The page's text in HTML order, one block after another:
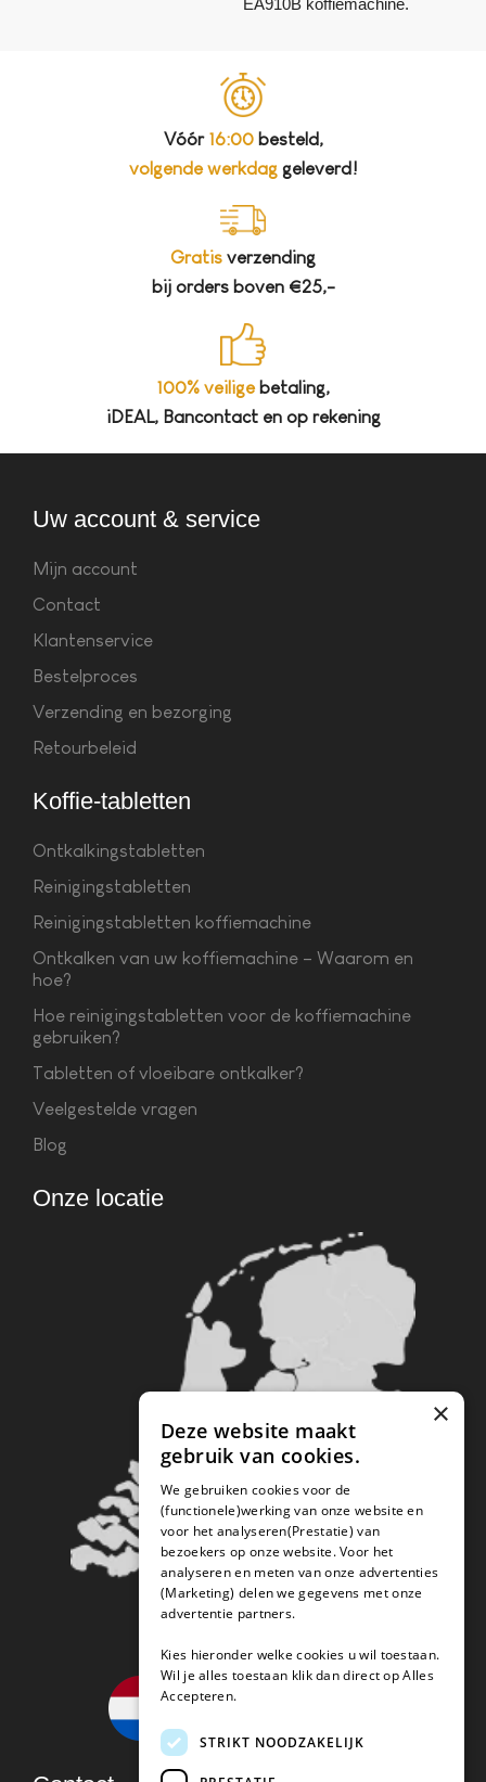
EA910B koffiemachine.
Vóór 16:00besteld,
volgende werkdaggeleverd!
Gratis verzending
bij orders boven €25,-
100% veiligebetaling,
iDEAL, Bancontact en op rekening
Uw account & service
Mijn account
Contact
Klantenservice
Bestelproces
Verzending en bezorging
Retourbeleid
Koffie-tabletten
Ontkalkingstabletten
Reinigingstabletten
Reinigingstabletten koffiemachine
Ontkalken van uw koffiemachine – Waarom en
hoe?
Hoe reinigingstabletten voor de koffiemachine
gebruiken?
Tabletten of vloeibare ontkalker?
Veelgestelde vragen
Blog
Onze locatie
×
Deze website maakt
gebruik van cookies.
We gebruiken cookies voor de
(functionele)werking van onze website en
voor het analyseren(Prestatie) van
bezoekers op onze website. Voor het
analyseren en meten van onze advertenties
(Marketing) delen we gegevens met onze
advertentie partners.
Kies hieronder welke cookies u wil toestaan.
Wil je alles toestaan klik dan direct op Alles
Accepteren.
STRIKT NOODZAKELIJK